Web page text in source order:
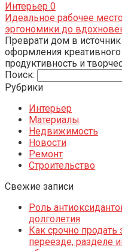
Интерьер 0
Идеальное рабочее
эргономики до
Преврати дом в
оформления креативного
продуктивность и
Поиск:
Рубрики
Интерьер
Материалы
Недвижимость
Новости
Ремонт
Строительство
Свежие записи
Роль
долголетия
Как срочно
переезде, разделе